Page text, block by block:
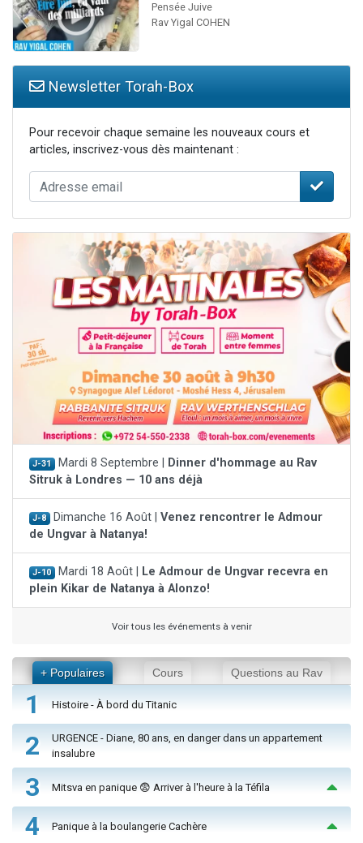
Pensée Juive
Rav Yigal COHEN
Newsletter Torah-Box
Pour recevoir chaque semaine les nouveaux cours et
articles, inscrivez-vous dès maintenant :
J-31 Mardi 8 Septembre |
Dinner d'hommage au Rav
Sitruk à Londres — 10 ans déjà
J-8 Dimanche 16 Août | Venez rencontrer le Admour
de Ungvar à Natanya!
J-10 Mardi 18 Août |
Le Admour de Ungvar recevra en
plein Kikar de Natanya à Alonzo!
Voir tous les événements à venir
+ Populaires Cours Questions au Rav
1 Histoire - À bord du Titanic
2
URGENCE - Diane, 80 ans, en danger dans un appartement
insalubre
3 Mitsva en panique 😨 Arriver à l'heure à la Téfila
4 Panique à la boulangerie Cachère